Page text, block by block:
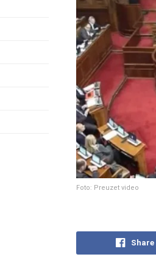
Foto: Preuzet video
Share